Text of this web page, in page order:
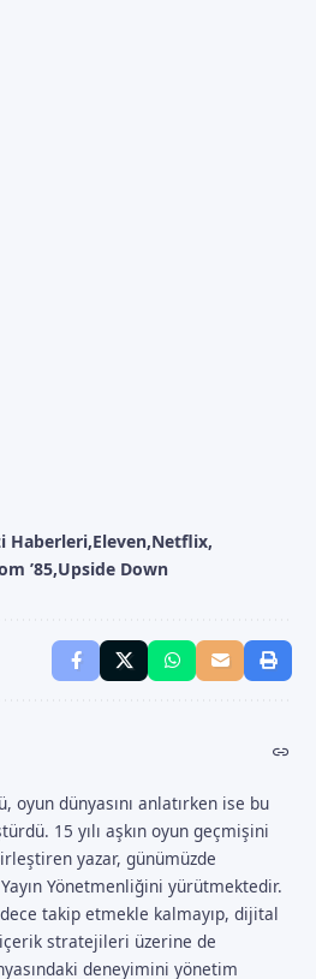
Haberleri Eleven Netflix
’85 Upside Down
oyun dünyasını anlatırken ise bu
15 yılı aşkın oyun geçmişini
yazar, günümüzde
Yönetmenliğini yürütmektedir.
takip etmekle kalmayıp, dijital
içerik stratejileri üzerine de
deneyimini yönetim